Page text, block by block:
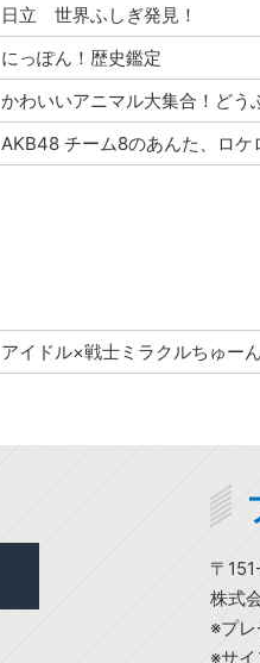
日立 世界ふしぎ発見！
にっぽん！歴史鑑定
かわいいアニマル大集合！どう
AKB48 チーム8のあんた、ロケ
アイドル×戦士ミラクルちゅー
〒
株式
※プレ
※サイ